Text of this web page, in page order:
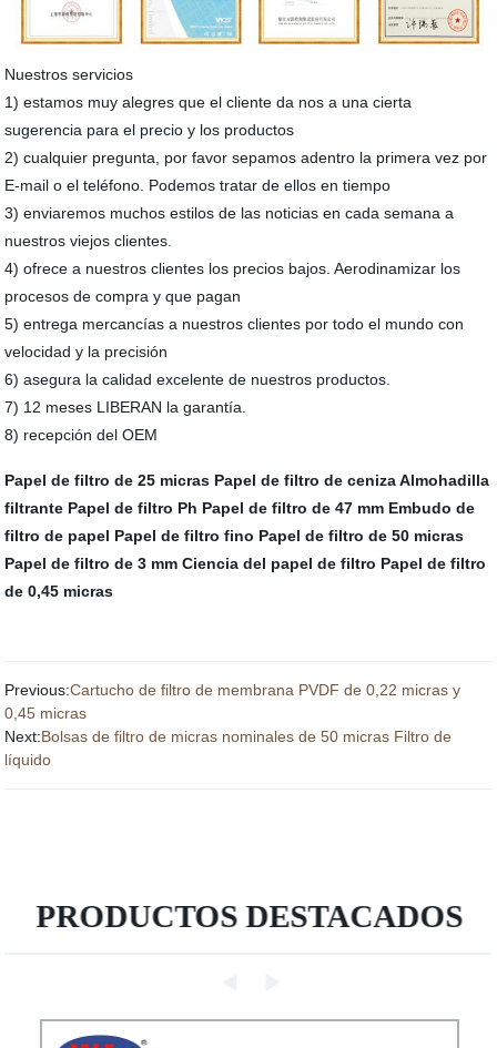
Nuestros servicios
1) estamos muy alegres que el cliente da nos a una cierta
sugerencia para el precio y los productos
2) cualquier pregunta, por favor sepamos adentro la primera vez por
E-mail o el teléfono. Podemos tratar de ellos en tiempo
3) enviaremos muchos estilos de las noticias en cada semana a
nuestros viejos clientes.
4) ofrece a nuestros clientes los precios bajos. Aerodinamizar los
procesos de compra y que pagan
5) entrega mercancías a nuestros clientes por todo el mundo con
velocidad y la precisión
6) asegura la calidad excelente de nuestros productos.
7) 12 meses LIBERAN la garantía.
8) recepción del OEM
Papel de filtro de 25 micras Papel de filtro de ceniza Almohadilla
filtrante Papel de filtro Ph Papel de filtro de 47 mm Embudo de
filtro de papel Papel de filtro fino Papel de filtro de 50 micras
Papel de filtro de 3 mm Ciencia del papel de filtro Papel de filtro
de 0,45 micras
Previous:Cartucho de filtro de membrana PVDF de 0,22 micras y
0,45 micras
Next:Bolsas de filtro de micras nominales de 50 micras Filtro de
líquido
PRODUCTOS DESTACADOS